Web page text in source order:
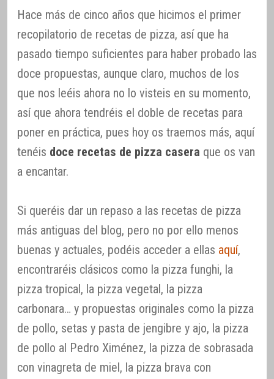
Hace más de cinco años que hicimos el primer
recopilatorio de recetas de pizza, así que ha
pasado tiempo suficientes para haber probado las
doce propuestas, aunque claro, muchos de los
que nos leéis ahora no lo visteis en su momento,
así que ahora tendréis el doble de recetas para
poner en práctica, pues hoy os traemos más, aquí
tenéis doce recetas de pizza casera que os van
a encantar.
Si queréis dar un repaso a las recetas de pizza
más antiguas del blog, pero no por ello menos
buenas y actuales, podéis acceder a ellas aquí,
encontraréis clásicos como la pizza funghi, la
pizza tropical, la pizza vegetal, la pizza
carbonara… y propuestas originales como la pizza
de pollo, setas y pasta de jengibre y ajo, la pizza
de pollo al Pedro Ximénez, la pizza de sobrasada
con vinagreta de miel, la pizza brava con